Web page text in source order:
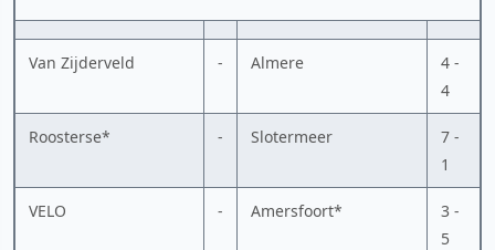
Van Zijderveld - Almere
4 -
4
Roosterse* - Slotermeer
7 -
1
VELO - Amersfoort*
3 -
5